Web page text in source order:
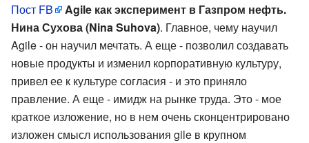
Пост FB
Agile как эксперимент в Газпром нефть.
Нина Сухова (Nina Suhova). Главное, чему научил
Agile - он научил мечтать. А еще - позволил создавать
новые продукты и изменил корпоративную культуру,
привел ее к культуре согласия - и это приняло
правление. А еще - имидж на рынке труда. Это - мое
краткое изложение, но в нем очень сконцентрировано
изложен смысл использования gile в крупном